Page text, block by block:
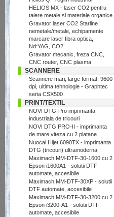
HELIOS MX - laser CO2 pentru
taiere metale si materiale organice
Gravator laser CO2 Starline
nemetale/metale, echipamente
marcare laser fibra optica,
Nd:YAG, CO2
Gravator mecanic, freza CNC,
CNC router, CNC plasma
SCANNERE
Scannere mari, large format, 9600
dpi, ultima tehnologie - Graphtec
seria CSX500
PRINT/TEXTIL
NOVI DTG-Pro imprimanta
industriala de tricouri
NOVI DTG PRO-II - imprimanta
de mare viteza cu 2 platane
Nuocai Hijet 6090TX - imprimanta
DTG (tricouri) ultramoderna
Maximach MM-DTF-30-1600 cu 2
Epson i1600A1 - solutii DTF
automate, accesibile
Maximach MM-DTF-30XP - solutii
DTF automate, accesibile
Maximach MM-DTF-30-3200 cu 2
Epson i3200-A1 - solutii DTF
automate, accesibile